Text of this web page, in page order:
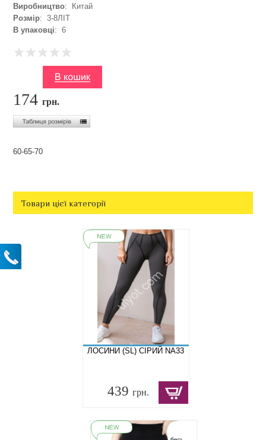
Виробництво: Китай
Розмір: 3-8ЛІТ
В упаковці: 6
174грн.
60-65-70
Товари цієї категорії
ЛОСИНИ (SL) СІРИЙ NA33
439 грн.